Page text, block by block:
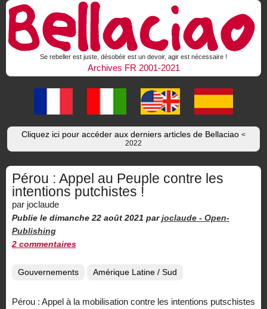
Se rebeller est juste, désobéir est un devoir, agir est nécessaire !
Archives FR 2001-2021
Cliquez ici pour accéder aux derniers articles de Bellaciao <
2022
Pérou : Appel au Peuple contre les
intentions putchistes !
par joclaude
Publie le dimanche 22 août 2021 par joclaude - Open-
Publishing
2 commentaires
Gouvernements Amérique Latine / Sud
Pérou : Appel à la mobilisation contre les intentions putschistes